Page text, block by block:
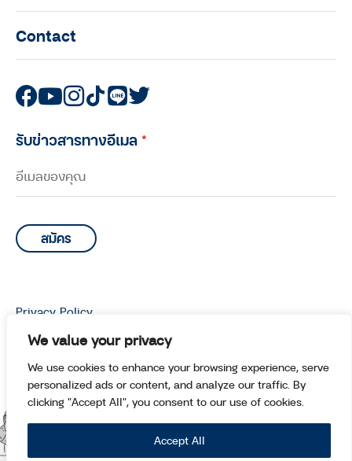
We value your privacy
We use cookies to enhance your browsing experience, serve
personalized ads or content, and analyze our traffic. By
clicking "Accept All", you consent to our use of cookies.
Accept All
Contact
รับข่าวสารทางอีเมล*
© Copyright 2026 Manoottangwai All Rights Reserved.
Privacy Policy